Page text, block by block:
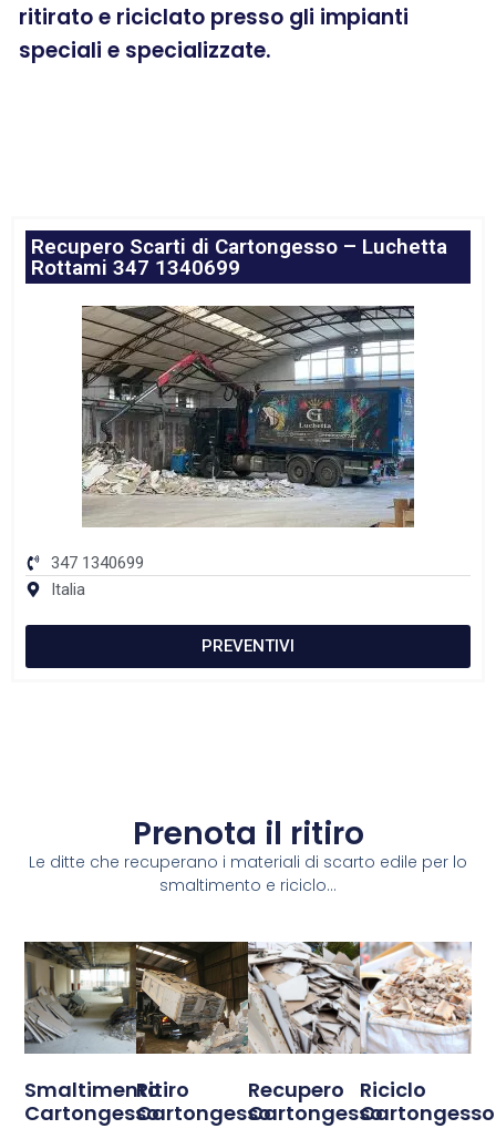
ritirato e riciclato presso gli impianti
speciali e specializzate.
Recupero Scarti di Cartongesso – Luchetta
Rottami 347 1340699
347 1340699
Italia
PREVENTIVI
Prenota il ritiro
Le ditte che recuperano i materiali di scarto edile per lo
smaltimento e riciclo...
Smaltimento
Cartongesso
Ritiro
Cartongesso
Recupero
Cartongesso
Riciclo
Cartongesso